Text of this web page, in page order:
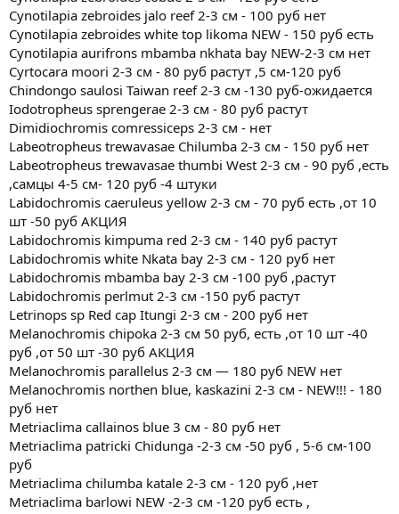
Cynotilapia zebroides jalo reef 2-3 см - 100 руб нет
Cynotilapia zebroides white top likoma NEW - 150 руб есть
Cynotilapia aurifrons mbamba nkhata bay NEW-2-3 см нет
Cyrtocara moori 2-3 см - 80 руб растут ,5 см-120 руб
Chindongo saulosi Taiwan reef 2-3 см -130 руб-ожидается
Iodotropheus sprengerae 2-3 см - 80 руб растут
Dimidiochromis comressiceps 2-3 см - нет
Labeotropheus trewavasae Chilumba 2-3 см - 150 руб нет
Labeotropheus trewavasae thumbi West 2-3 см - 90 руб ,есть
,самцы 4-5 см- 120 руб -4 штуки
Labidochromis caeruleus yellow 2-3 см - 70 руб есть ,от 10
шт -50 руб АКЦИЯ
Labidochromis kimpuma red 2-3 см - 140 руб растут
Labidoсhromis white Nkata bay 2-3 см - 120 руб нет
Labidochromis mbamba bay 2-3 см -100 руб ,растут
Labidochromis perlmut 2-3 см -150 руб растут
Letrinops sp Red cap Itungi 2-3 см - 200 руб нет
Melanochromis chipoka 2-3 см 50 руб, есть ,от 10 шт -40
руб ,от 50 шт -30 руб АКЦИЯ
Melanochromis parallelus 2-3 см — 180 руб NEW нет
Melanochromis northen blue, kaskazini 2-3 см - NEW!!! - 180
руб нет
Metriaclima callainos blue 3 см - 80 руб нет
Metriaclima patricki Chidunga -2-3 см -50 руб , 5-6 см-100
руб
Metriaclima chilumba katale 2-3 см - 120 руб ,нет
Metriaclima barlowi NEW -2-3 см -120 руб есть ,